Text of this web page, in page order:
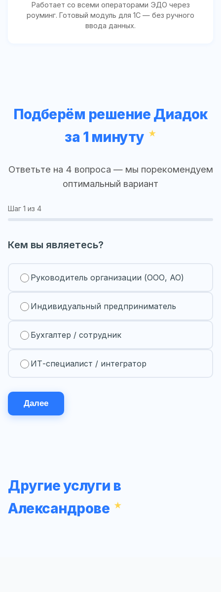
Работает со всеми операторами ЭДО через
роуминг. Готовый модуль для 1С — без ручного
ввода данных.
Подберём решение Диадок
за 1 минуту
Ответьте на 4 вопроса — мы порекомендуем
оптимальный вариант
Шаг 1 из 4
Кем вы являетесь?
Руководитель организации (ООО, АО)
Индивидуальный предприниматель
Бухгалтер / сотрудник
ИТ-специалист / интегратор
Далее
Другие услуги в
Александрове